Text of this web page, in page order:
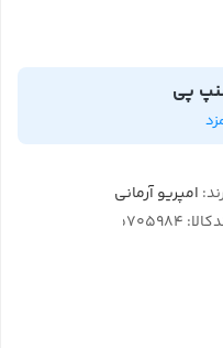
پی
امپریو آرمانی